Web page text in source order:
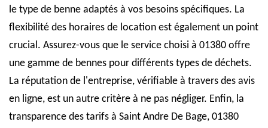
le type de benne adaptés à vos besoins spécifiques. La
flexibilité des horaires de location est également un point
crucial. Assurez-vous que le service choisi à 01380 offre
une gamme de bennes pour différents types de déchets.
La réputation de l'entreprise, vérifiable à travers des avis
en ligne, est un autre critère à ne pas négliger. Enfin, la
transparence des tarifs à Saint Andre De Bage, 01380